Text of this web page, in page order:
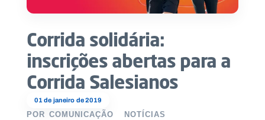
01 de janeiro de 2019
Corrida solidária:
inscrições abertas para a
Corrida Salesianos
POR COMUNICAÇÃO NOTÍCIAS
O
que
fazemos
Recursos
Notícias